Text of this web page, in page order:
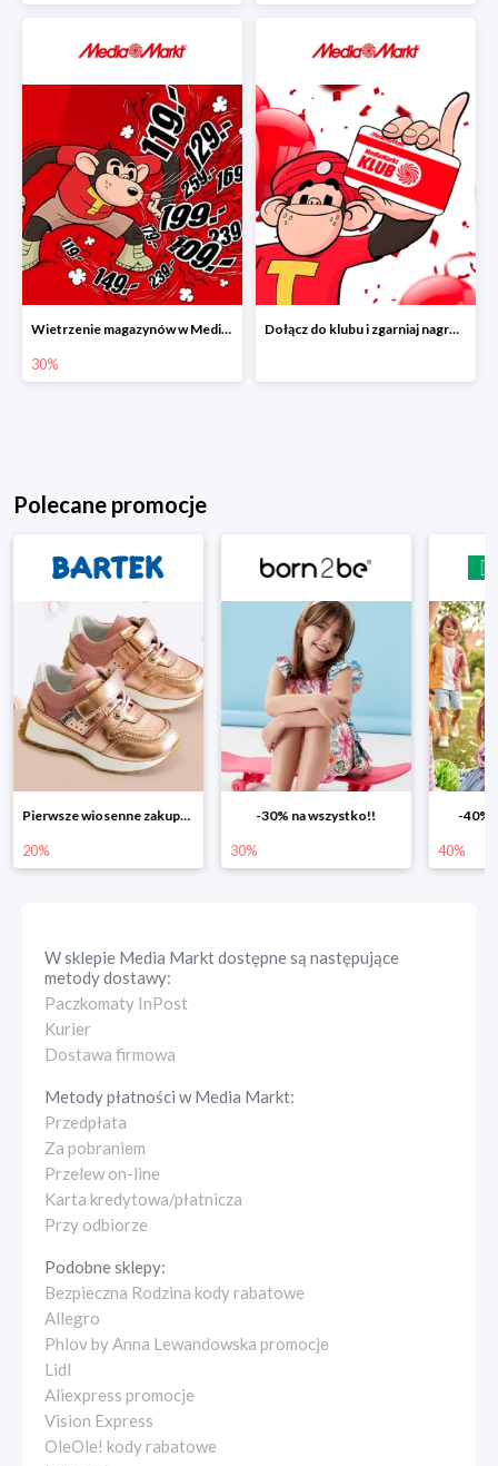
Wietrzenie magazynów w Media Markt do -30%
30%
Dołącz do klubu i zgarniaj nagrody, kupony i rabaty
Polecane promocje
-30% na wszystko!!
30%
-40% na drugą sztukę
40% 25%
W sklepie Media Marktdostępne są następujące
metody dostawy:
Paczkomaty InPost
Kurier
Dostawa firmowa
Metody płatności wMedia Markt:
Przedpłata
Za pobraniem
Przelew on-line
Karta kredytowa/płatnicza
Przy odbiorze
Podobne sklepy:
Bezpieczna Rodzina kody rabatowe
Allegro
Phlov by Anna Lewandowska promocje
Lidl
Aliexpress promocje
Vision Express
OleOle! kody rabatowe